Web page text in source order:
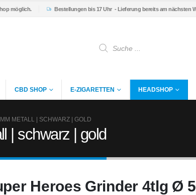
möglich. Bestellungen bis 17 Uhr- Lieferung bereits am nächsten
Products
search
CBD SHOP E-ZIGARETTEN HEADSHOP
METALL | SCHWARZ | GOLD
| schwarz | gold
Heroes Grinder 4tlg Ø